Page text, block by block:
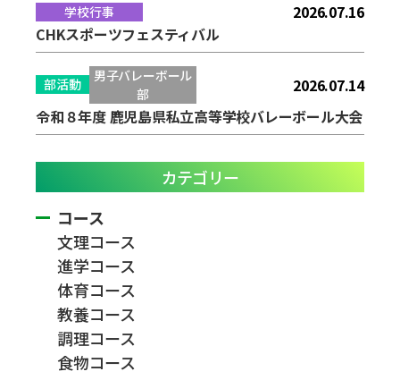
学校行事
2026.07.16
CHKスポーツフェスティバル
部活動
男子バレーボール
部
2026.07.14
令和８年度 鹿児島県私立高等学校バレーボール大会
カテゴリー
コース
文理コース
進学コース
体育コース
教養コース
調理コース
食物コース